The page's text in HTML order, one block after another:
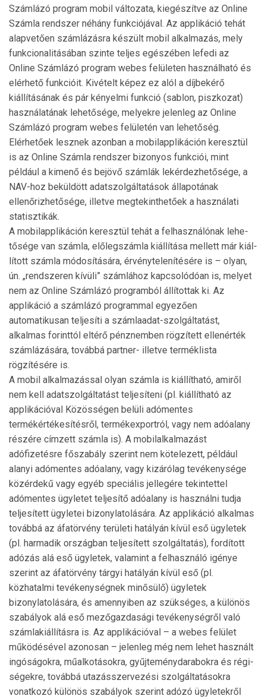
Szám­lázó program mobil változata, kiegészítve az Online
Számla rendszer néhány funkciójával. Az applikáció tehát
alapvetően számlázásra készült mobil alkalmazás, mely
funkcionalitásában szinte teljes egészében lefedi az
Online Szám­lázó program webes felületen használható és
elérhető funkcióit. Kivételt képez ez alól a díjbekérő
kiállításának és pár kényelmi funkció (sablon, piszkozat)
használatának le­hetősége, melyekre jelenleg az Online
Számlázó program webes felületén van lehetőség.
Elérhetőek lesznek azonban a mobilapplikáción keresztül
is az Online Számla rend­szer bizonyos funkciói, mint
például a kimenő és bejövő számlák lekérdezhetősége, a
NAV-hoz beküldött adat­szolgáltatások állapotának
ellenőrizhetősége, illetve megtekinthetőek a használati
statisztikák.
A mobilapplikáción keresztül tehát a felhasználónak le­he­
tősége van számla, előlegszámla kiállítása mellett már kiál­
lított számla módosítására, érvénytelenítésére is – olyan,
ún. „rendszeren kívüli” számlához kapcsolódóan is, melyet
nem az Online Számlázó programból állítottak ki. Az
applikáció a számlázó programmal egyezően
automatikusan teljesíti a számlaadat-szolgáltatást,
alkalmas forinttól eltérő pénznemben rögzített ellenérték
számlázására, to­vábbá partner- illetve terméklista
rögzítésére is.
A mobil alkalmazással olyan számla is kiállítható, amiről
nem kell adatszolgáltatást teljesíteni (pl. kiállítható az
applikációval Közösségen belüli adómentes
termékértékesí­tés­ről, termékexportról, vagy nem adóalany
részére címzett számla is). A mobilalkalmazást
adófizetésre főszabály szerint nem kötelezett, például
alanyi adómentes adóalany, vagy kizárólag tevékenysége
közérdekű vagy egyéb speciális jellegére tekintettel
adómentes ügyletet teljesítő adóalany is használni tudja
teljesített ügyletei bizonylatolására. Az applikáció alkalmas
továbbá az áfatörvény területi hatályán kívül eső ügyletek
(pl. harmadik országban telje­sített szolgáltatás), fordított
adózás alá eső ügyletek, vala­mint a felhasználó igénye
szerint az áfatörvény tárgyi hatályán kívül eső (pl.
közhatalmi tevékenységnek minősülő) ügyletek
bizonylatolására, és amennyiben az szükséges, a különös
szabályok alá eső mezőgazdasági tevékenységről való
számlakiállításra is. Az applikációval – a webes felület
működésével azonosan – jelenleg még nem lehet használt
ingóságokra, műalkotásokra, gyűjteménydarabokra és régi­
ségekre, továbbá utazásszervezési szolgáltatásokra
vonat­ko­zó különös szabályok szerint adózó ügyletekről